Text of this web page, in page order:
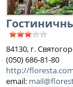
84130, г.
(050) 686-81-80
http://
email: